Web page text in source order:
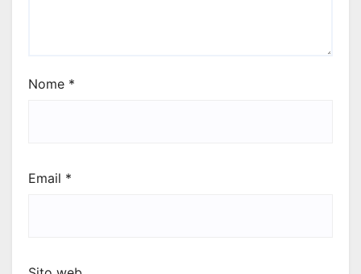
Nome *
Email *